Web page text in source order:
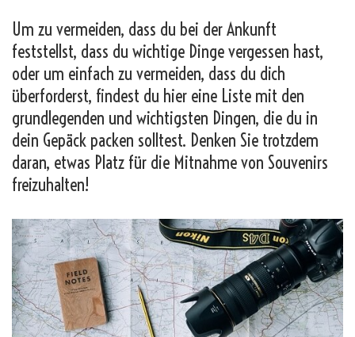
Um zu vermeiden, dass du bei der Ankunft
feststellst, dass du wichtige Dinge vergessen hast,
oder um einfach zu vermeiden, dass du dich
überforderst, findest du hier eine Liste mit den
grundlegenden und wichtigsten Dingen, die du in
dein Gepäck packen solltest. Denken Sie trotzdem
daran, etwas Platz für die Mitnahme von Souvenirs
freizuhalten!